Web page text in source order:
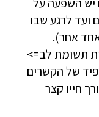
ועד לרגע שבו
אחר).
תשומת לב=>
של הקשרים
חייו קצר